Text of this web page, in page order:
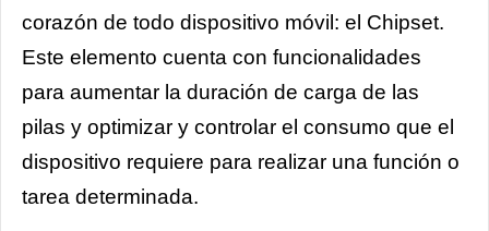
corazón de todo dispositivo móvil: el Chipset.
Este elemento cuenta con funcionalidades
para aumentar la duración de carga de las
pilas y optimizar y controlar el consumo que el
dispositivo requiere para realizar una función o
tarea determinada.